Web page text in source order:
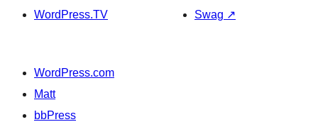
WordPress.TV
Swag ↗
WordPress.com
Matt
bbPress